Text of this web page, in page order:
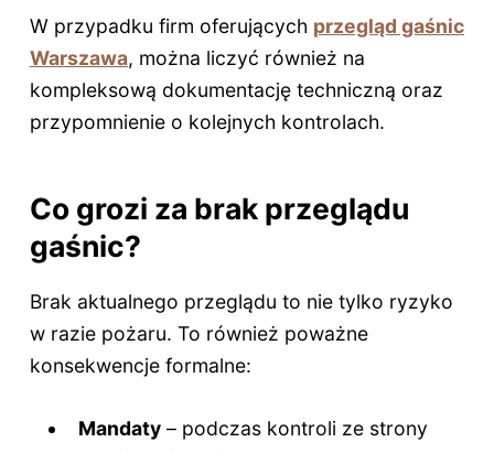
W przypadku firm oferujących przegląd gaśnic
Warszawa, można liczyć również na
kompleksową dokumentację techniczną oraz
przypomnienie o kolejnych kontrolach.
Co grozi za brak przeglądu
gaśnic?
Brak aktualnego przeglądu to nie tylko ryzyko
w razie pożaru. To również poważne
konsekwencje formalne:
Mandaty – podczas kontroli ze strony